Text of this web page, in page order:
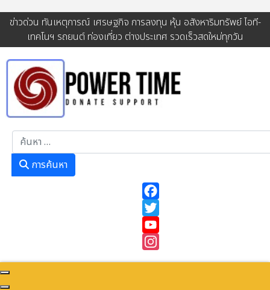
ข่าวด่วน ทันเหตุการณ์ เศรษฐกิจ การลงทุน หุ้น อสังหาริมทรัพย์ ไอที-
เทคโนฯ รถยนต์ ท่องเที่ยว ต่างประเทศ รวดเร็วสดใหม่ทุกวัน
การค้นหา
Instagram